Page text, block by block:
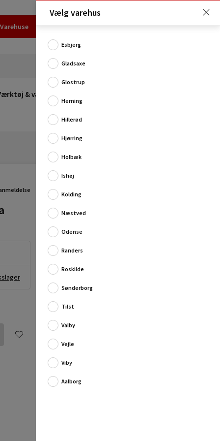
Varehuse
& værksted
Aqua Rinse toiletvæske er et effektivt skyllemiddel til
ved både camping- og bådture....
Fuld produktbeskrivelse
Vælg varehus
Esbjerg
Gladsaxe
Glostrup
Herning
Hillerød
Hjørring
Holbæk
Ishøj
Kolding
Næstved
Odense
Randers
Roskilde
Sønderborg
Tilst
Valby
Vejle
Viby
Aalborg